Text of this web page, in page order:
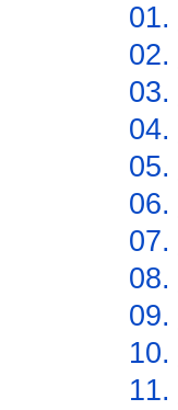
01.
02.
03.
04.
05.
06.
07.
08.
09.
10.
11.